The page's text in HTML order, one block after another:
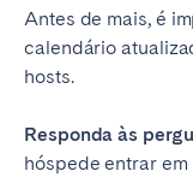
Antes de mais, é
calendário
hosts.
Responda às
hóspede entrar